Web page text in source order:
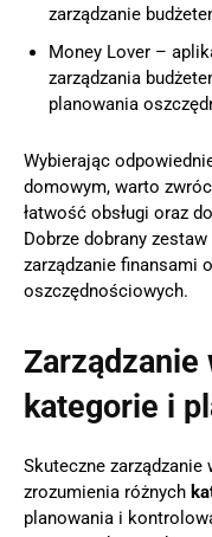
zarządzanie
Money Lover –
zarządzania
planowania
Wybierając
domowym, warto
łatwość obsługi oraz
Dobrze dobrany
zarządzanie finansami
oszczędnościowych.
Zarządzanie
kategorie i
Skuteczne
zrozumienia różnych
planowania i